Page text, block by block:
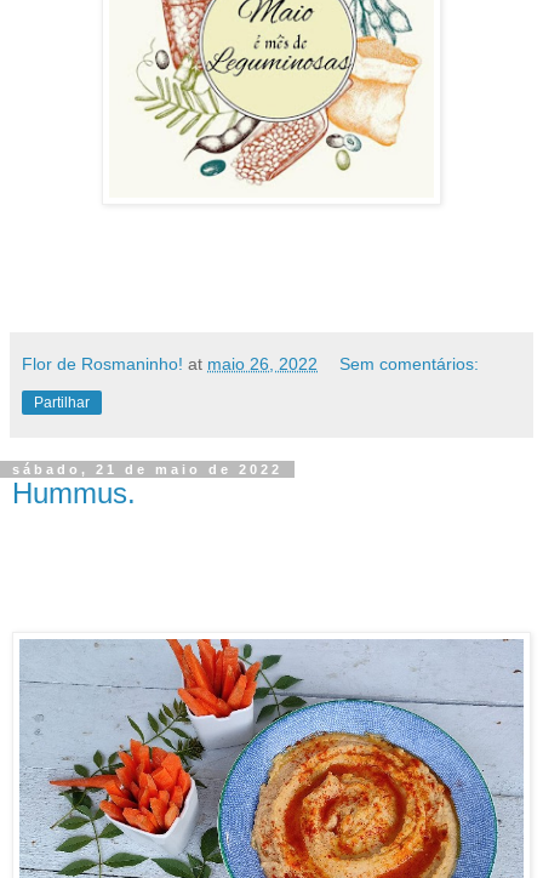
Flor de Rosmaninho! at maio 26, 2022 Sem comentários:
Partilhar
sábado, 21 de maio de 2022
Hummus.